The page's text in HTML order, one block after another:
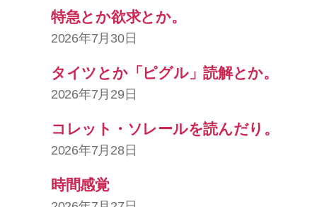
特急とか欲求とか。
2026年7月30日
タイツとか「ピグル」読解とか。
2026年7月29日
コレット・ソレールを読んだり。
2026年7月28日
時間感覚